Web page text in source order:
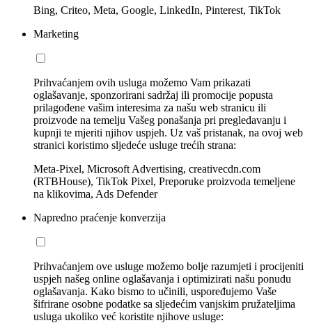
Bing, Criteo, Meta, Google, LinkedIn, Pinterest, TikTok
Marketing
Prihvaćanjem ovih usluga možemo Vam prikazati
oglašavanje, sponzorirani sadržaj ili promocije popusta
prilagođene vašim interesima za našu web stranicu ili
proizvode na temelju Vašeg ponašanja pri pregledavanju i
kupnji te mjeriti njihov uspjeh. Uz vaš pristanak, na ovoj web
stranici koristimo sljedeće usluge trećih strana:
Meta-Pixel, Microsoft Advertising, creativecdn.com
(RTBHouse), TikTok Pixel, Preporuke proizvoda temeljene
na klikovima, Ads Defender
Napredno praćenje konverzija
Prihvaćanjem ove usluge možemo bolje razumjeti i procijeniti
uspjeh našeg online oglašavanja i optimizirati našu ponudu
oglašavanja. Kako bismo to učinili, uspoređujemo Vaše
šifrirane osobne podatke sa sljedećim vanjskim pružateljima
usluga ukoliko već koristite njihove usluge: